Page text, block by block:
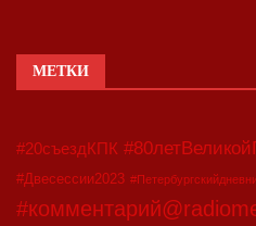
МЕТКИ
#20съездКПК
#Двесессии2023